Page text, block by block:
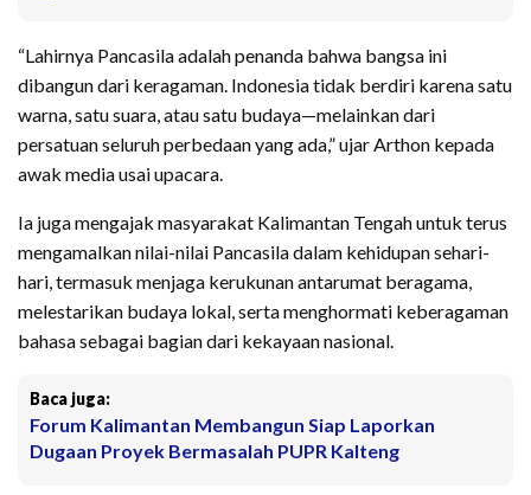
“Lahirnya Pancasila adalah penanda bahwa bangsa ini
dibangun dari keragaman. Indonesia tidak berdiri karena satu
warna, satu suara, atau satu budaya—melainkan dari
persatuan seluruh perbedaan yang ada,” ujar Arthon kepada
awak media usai upacara.
Ia juga mengajak masyarakat Kalimantan Tengah untuk terus
mengamalkan nilai-nilai Pancasila dalam kehidupan sehari-
hari, termasuk menjaga kerukunan antarumat beragama,
melestarikan budaya lokal, serta menghormati keberagaman
bahasa sebagai bagian dari kekayaan nasional.
Baca juga:
Forum Kalimantan Membangun Siap Laporkan
Dugaan Proyek Bermasalah PUPR Kalteng